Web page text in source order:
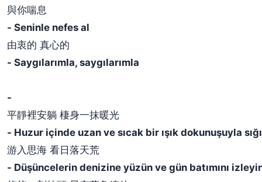
與你喘息
- Seninle nefes al
由衷的 真心的
- Saygılarımla, saygılarımla
-
平靜裡安躺 棲身一抹暖光
- Huzur içinde uzan ve sıcak bir ışık dokunuşuyla
游入思海 看日落天荒
- Düşüncelerin denizine yüzün ve gün batımını